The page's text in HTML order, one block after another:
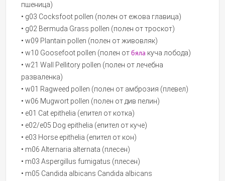
пшеница)
• g03 Cocksfoot pollen (полен от ежова главица)
• g02 Bermuda Grass pollen (полен от троскот)
• w09 Plantain pollen (полен от живовляк)
• w10 Goosefoot pollen (полен отбяла куча лобода)
• w21 Wall Pellitory pollen (полен от лечебна
разваленка)
• w01 Ragweed pollen (полен от амброзия (плевел)
• w06 Mugwort pollen (полен от див пелин)
• е01 Cat epithelia (епител от котка)
• e02/e05 Dog epithelia (епител от куче)
• e03 Horse epithelia (епител от кон)
• m06 Alternaria alternata (плесен)
• m03 Aspergillus fumigatus (плесен)
• m05 Candida albicans Candida albicans